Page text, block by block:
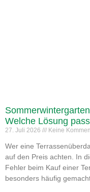
Welche Lösung
27. Juli 2026 Keine
Wer eine
auf den Preis achten. In
Fehler beim Kauf einer
besonders häufig